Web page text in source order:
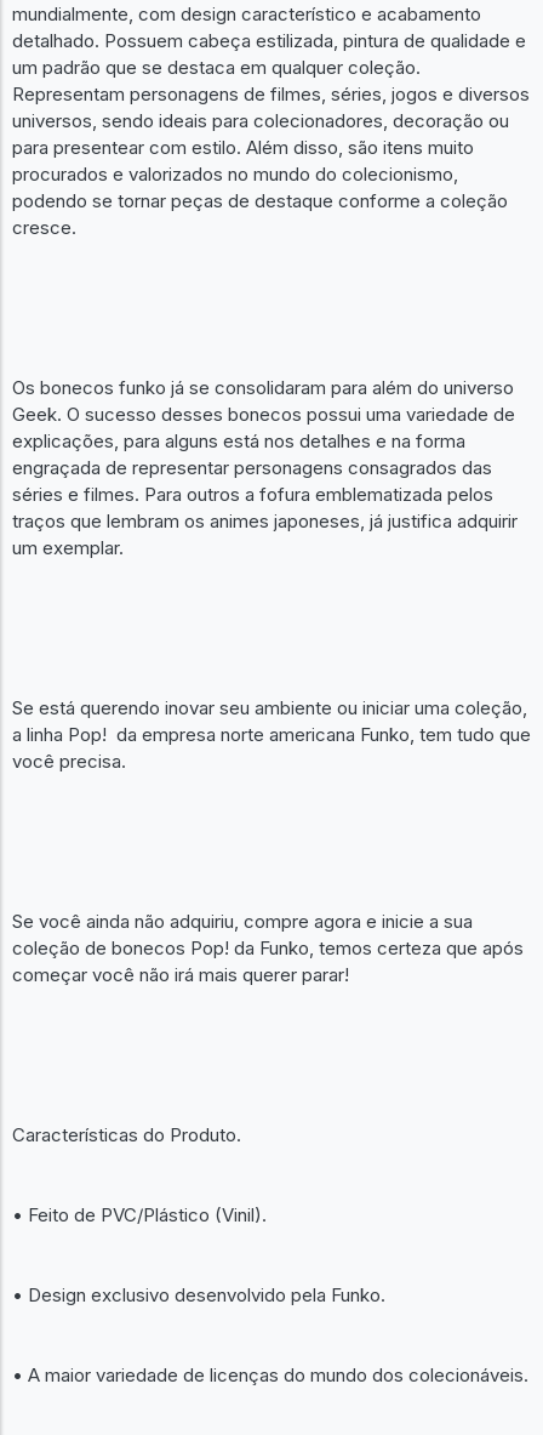
mundialmente, com design característico e acabamento
detalhado. Possuem cabeça estilizada, pintura de qualidade e
um padrão que se destaca em qualquer coleção.
Representam personagens de filmes, séries, jogos e diversos
universos, sendo ideais para colecionadores, decoração ou
para presentear com estilo. Além disso, são itens muito
procurados e valorizados no mundo do colecionismo,
podendo se tornar peças de destaque conforme a coleção
cresce.
Os bonecos funko já se consolidaram para além do universo
Geek. O sucesso desses bonecos possui uma variedade de
explicações, para alguns está nos detalhes e na forma
engraçada de representar personagens consagrados das
séries e filmes. Para outros a fofura emblematizada pelos
traços que lembram os animes japoneses, já justifica adquirir
um exemplar.
Se está querendo inovar seu ambiente ou iniciar uma coleção,
a linha Pop! da empresa norte americana Funko, tem tudo que
você precisa.
Se você ainda não adquiriu, compre agora e inicie a sua
coleção de bonecos Pop! da Funko, temos certeza que após
começar você não irá mais querer parar!
Características do Produto.
• Feito de PVC/Plástico (Vinil).
• Design exclusivo desenvolvido pela Funko.
• A maior variedade de licenças do mundo dos colecionáveis.